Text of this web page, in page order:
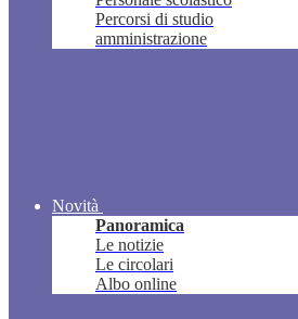
Percorsi di studio
amministrazione
Novità
Panoramica
Le notizie
Le circolari
Albo online